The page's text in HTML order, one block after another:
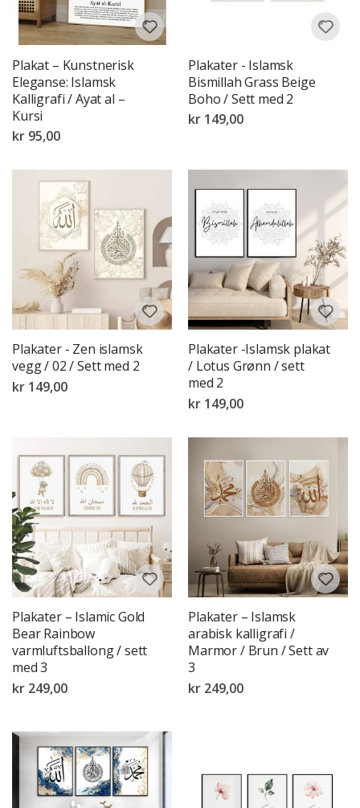
Plakat – Kunstnerisk
Eleganse: Islamsk
Kalligrafi / Ayat al –
Kursi
kr 95,00
Plakater - Islamsk
Bismillah Grass Beige
Boho / Sett med 2
kr 149,00
Plakater - Zen islamsk
vegg / 02 / Sett med 2
kr 149,00
Plakater -Islamsk plakat
/ Lotus Grønn / sett
med 2
kr 149,00
Plakater – Islamic Gold
Bear Rainbow
varmluftsballong / sett
med 3
kr 249,00
Plakater – Islamsk
arabisk kalligrafi /
Marmor / Brun / Sett av
3
kr 249,00